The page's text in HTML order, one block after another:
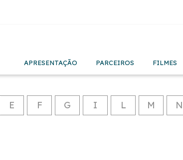
APRESENTAÇÃO PARCEIROS FILMES
E F G I L M N